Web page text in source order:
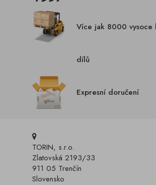
Více jak 8000 vysoce
dílů
Expresní doručení
TORIN, s.r.o.
Zlatovská 2193/33
911 05 Trenčín
Slovensko